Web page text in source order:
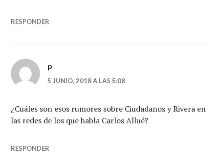
RESPONDER
p
5 JUNIO, 2018 A LAS 5:08
¿Cuáles son esos rumores sobre Ciudadanos y Rivera en
las redes de los que habla Carlos Allué?
RESPONDER